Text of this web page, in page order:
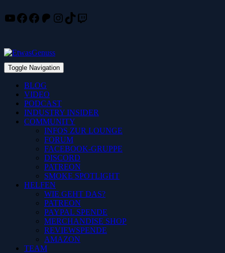
Skip
YouTube
Facebook
Facebook
Patreon
Instagram
TikTok
Twitch
Toggle Navigation
BLOG
VIDEO
PODCAST
INDUSTRY INSIDER
COMMUNITY
INFOS ZUR LOUNGE
FORUM
FACEBOOK-GRUPPE
DISCORD
PATREON
SMOKE SPOTLIGHT
HELFEN
WIE GEHT DAS?
PATREON
PAYPAL SPENDE
MERCHANDISE SHOP
REVIEWSPENDE
AMAZON
TEAM